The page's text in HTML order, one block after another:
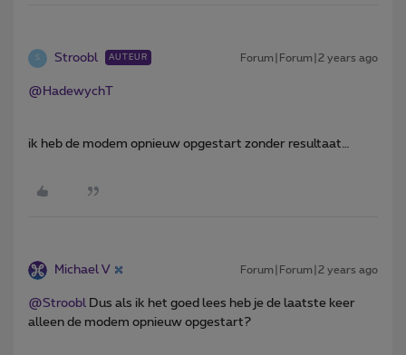
S Stroobl AUTEUR Forum|Forum|2 years ago
@HadewychT
ik heb de modem opnieuw opgestart zonder resultaat…
Michael V Forum|Forum|2 years ago
@Stroobl Dus als ik het goed lees heb je de laatste keer
alleen de modem opnieuw opgestart?